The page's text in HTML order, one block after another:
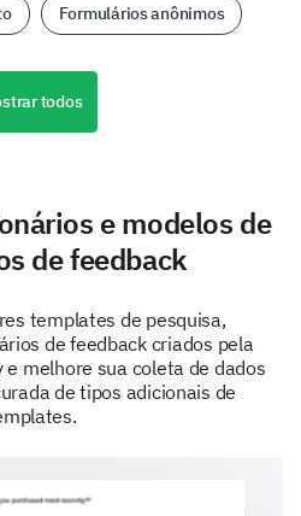
Formulários anônimos
todos
e modelos de
de feedback
templates de pesquisa,
de feedback criados pela
melhore sua coleta de dados
de tipos adicionais de